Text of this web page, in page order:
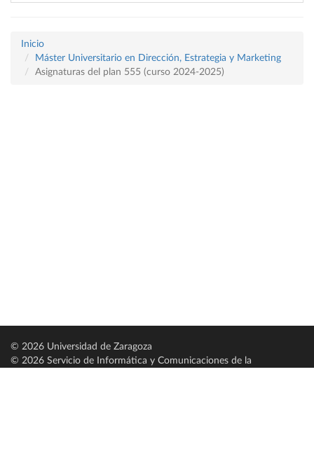
Inicio
Máster Universitario en Dirección, Estrategia y Marketing
Asignaturas del plan 555 (curso 2024-2025)
© 2026 Universidad de Zaragoza
© 2026 Servicio de Informática y Comunicaciones de la